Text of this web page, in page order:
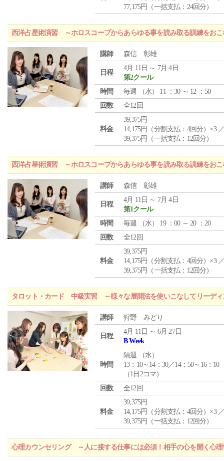
77,175円（一括支払：24回分）
西洋占星術演習 ～ホロスコープからあらゆる事を読み取る訓練をおこ
講師 森信 彰雄
日程
4月 11日 ～ 7月 4日
第2クール
時間
毎週 （水） 11 ：30 ～ 12 ：50
回数
全12回
料金
39,375円
14,175円（分割支払：4回分）×3
39,375円（一括支払：12回分）
西洋占星術演習 ～ホロスコープからあらゆる事を読み取る訓練をおこ
講師 森信 彰雄
日程
4月 11日 ～ 7月 4日
第1クール
時間
毎週 （水） 19 ：00 ～ 20 ：20
回数
全12回
料金
39,375円
14,175円（分割支払：4回分）×3
39,375円（一括支払：12回分）
タロット・カード 中級実習 ～様々な展開法を使いこなしてリーディ
講師 狩野 みどり
日程
4月 11日 ～ 6月 27日
B Week
時間
隔週 （水）
13：10～14：30／14：50～16：10
（1日2コマ）
回数
全12回
料金
39,375円
14,175円（分割支払：4回分）×3
39,375円（一括支払：12回分）
心理カウンセリング ～人に接する仕事には必須！相手の心を開く心理